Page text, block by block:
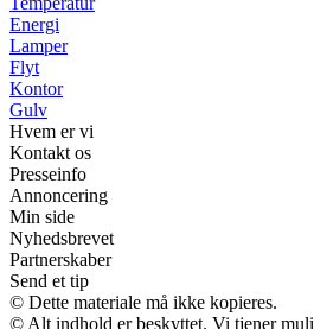
Energi
Lamper
Flyt
Kontor
Gulv
Hvem er vi
Kontakt os
Presseinfo
Annoncering
Min side
Nyhedsbrevet
Partnerskaber
Send et tip
© Dette materiale må ikke kopieres.
© Alt indhold er beskyttet. Vi tjener